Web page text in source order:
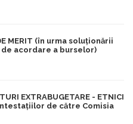
MERIT (în urma soluționării
acordare a burselor)
EXTRABUGETARE - ETNICI
de către Comisia